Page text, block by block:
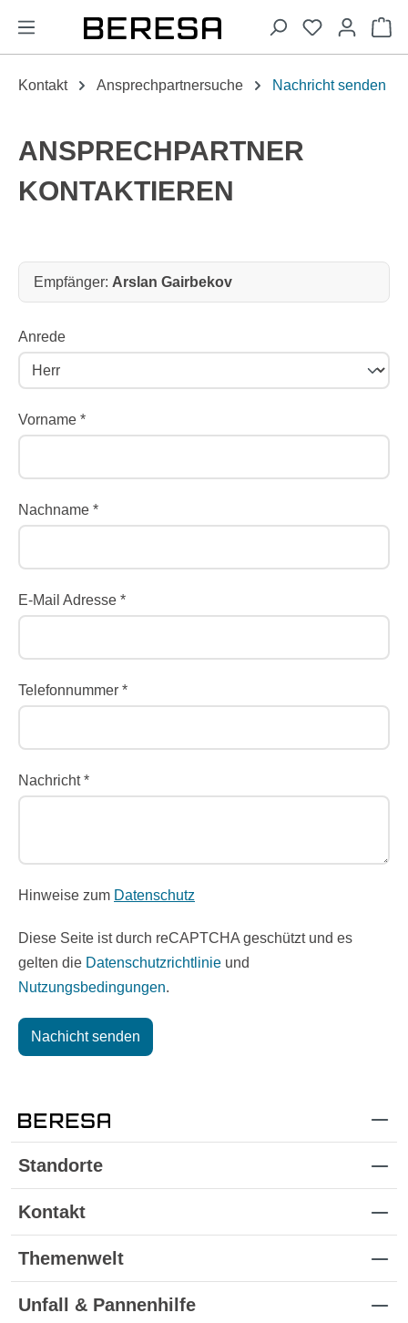
springen
Kontakt Ansprechpartnersuche Nachricht senden
ANSPRECHPARTNER
KONTAKTIEREN
Empfänger:
Empfänger: Arslan Gairbekov
Anrede
Vorname *
Nachname *
E-Mail Adresse *
Telefonnummer *
Nachricht *
Hinweise zum Datenschutz
Diese Seite ist durch reCAPTCHA geschützt und es
gelten die Datenschutzrichtlinie und
Nutzungsbedingungen.
Nachicht senden
Standorte
Kontakt
Themenwelt
Unfall & Pannenhilfe